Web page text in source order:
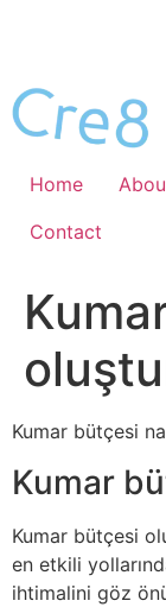
Home
Contact
Kumar bütçesi
Kumar
Kumar bütçesi
en etkili
ihtimalini göz